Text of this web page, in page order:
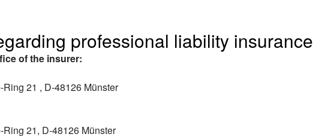
professional liability insurance
of the insurer:
21 , D-48126 Münster
21, D-48126 Münster